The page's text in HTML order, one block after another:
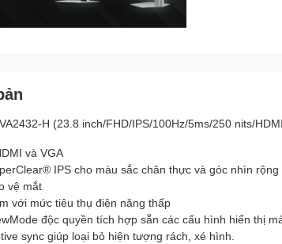
H (23.8 inch/FHD/IPS/100Hz/5ms/250 nits/
và VGA
IPS cho màu sắc chân thực và góc nhìn rộng
vệ mắt
với mức tiêu thụ điện năng thấp
độc quyền tích hợp sẵn các cấu hình hiển thị
sync giúp loại bỏ hiện tượng rách, xé hình.